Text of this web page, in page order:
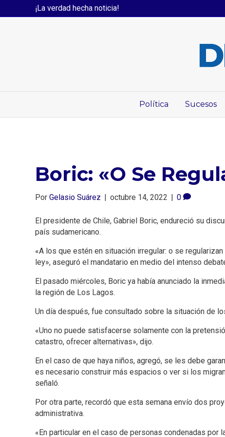
¡La verdad hecha noticia!
Política Sucesos
Boric: «O Se
Por Gelasio Suárez | octubre 14, 2022 | 0
El presidente de Chile, Gabriel Boric, endureció su
país sudamericano.
«A los que estén en situación irregular: o se
ley», aseguró el mandatario en medio del intenso
El pasado miércoles, Boric ya había anunciado la
la región de Los Lagos.
Un día después, fue consultado sobre la situación de
«Uno no puede satisfacerse solamente con la
catastro, ofrecer alternativas», dijo.
En el caso de que haya niños, agregó, se les debe
es necesario construir más espacios o ver si los
señaló.
Por otra parte, recordó que esta semana envío dos
administrativa.
«En particular en el caso de personas condenadas